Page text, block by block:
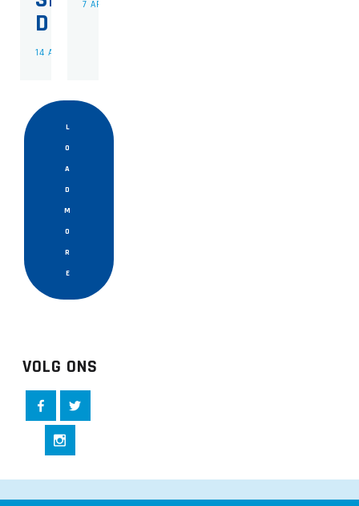
DOS-WK
14 APRIL 2026
7 APRIL 2026
L
O
A
D
M
O
R
E
VOLG ONS